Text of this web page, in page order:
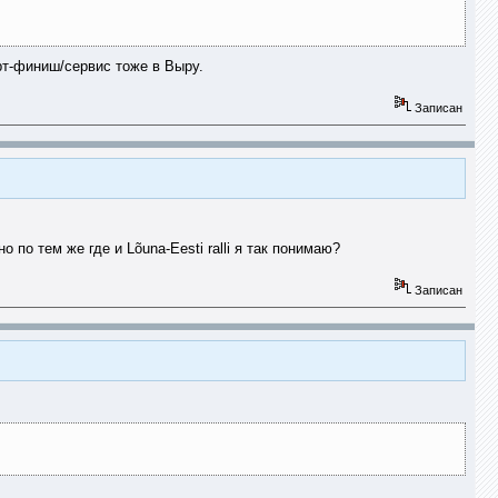
финиш/сервис тоже в Выру.
Записан
по тем же где и Lõuna-Eesti ralli я так понимаю?
Записан